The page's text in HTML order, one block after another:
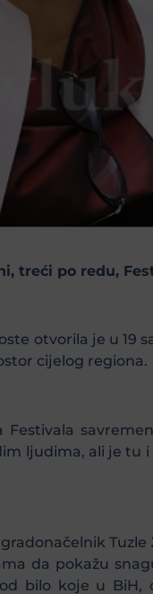
treći po redu,
otvorila je u
cijelog regiona.
Festivala
ljudima, ali je
Tuzle
da pokažu
bilo koje u